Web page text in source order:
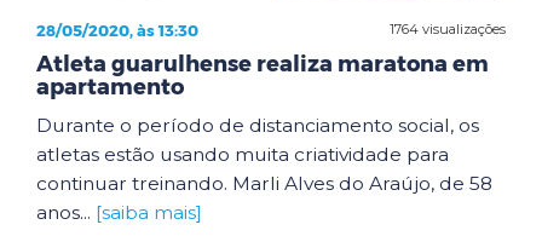
1764 visualizações
28/05/2020, às 13:30
Atleta guarulhense realiza maratona em
apartamento
Durante o período de distanciamento social, os
atletas estão usando muita criatividade para
continuar treinando. Marli Alves do Araújo, de 58
anos... [saiba mais]